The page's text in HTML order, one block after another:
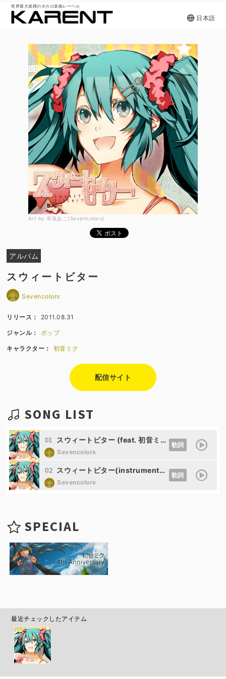
世界最大規模のボカロ楽曲レーベル
日本語
Art by 有坂あこ(Sevencolors)
アルバム
スウィートビター
Sevencolors
リリース： 2011.08.31
ジャンル： ポップ
キャラクター： 初音ミク
配信サイト
SONG LIST
01 スウィートビター (feat. 初音ミク)
Sevencolors
歌詞
02 スウィートビター(instrumental)
Sevencolors
歌詞
SPECIAL
最近チェックしたアイテム